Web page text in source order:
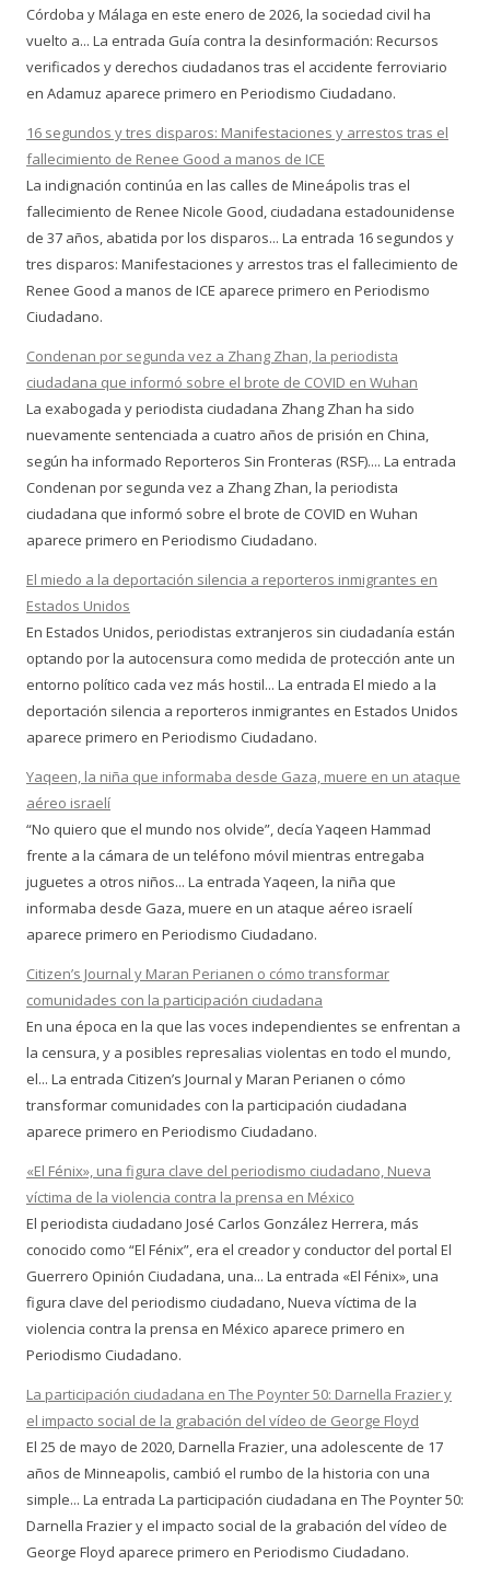
Córdoba y Málaga en este enero de 2026, la sociedad civil ha
vuelto a... La entrada Guía contra la desinformación: Recursos
verificados y derechos ciudadanos tras el accidente ferroviario
en Adamuz aparece primero en Periodismo Ciudadano.
16 segundos y tres disparos: Manifestaciones y arrestos tras el
fallecimiento de Renee Good a manos de ICE
La indignación continúa en las calles de Mineápolis tras el
fallecimiento de Renee Nicole Good, ciudadana estadounidense
de 37 años, abatida por los disparos... La entrada 16 segundos y
tres disparos: Manifestaciones y arrestos tras el fallecimiento de
Renee Good a manos de ICE aparece primero en Periodismo
Ciudadano.
Condenan por segunda vez a Zhang Zhan, la periodista
ciudadana que informó sobre el brote de COVID en Wuhan
La exabogada y periodista ciudadana Zhang Zhan ha sido
nuevamente sentenciada a cuatro años de prisión en China,
según ha informado Reporteros Sin Fronteras (RSF).... La entrada
Condenan por segunda vez a Zhang Zhan, la periodista
ciudadana que informó sobre el brote de COVID en Wuhan
aparece primero en Periodismo Ciudadano.
El miedo a la deportación silencia a reporteros inmigrantes en
Estados Unidos
En Estados Unidos, periodistas extranjeros sin ciudadanía están
optando por la autocensura como medida de protección ante un
entorno político cada vez más hostil... La entrada El miedo a la
deportación silencia a reporteros inmigrantes en Estados Unidos
aparece primero en Periodismo Ciudadano.
Yaqeen, la niña que informaba desde Gaza, muere en un ataque
aéreo israelí
“No quiero que el mundo nos olvide”, decía Yaqeen Hammad
frente a la cámara de un teléfono móvil mientras entregaba
juguetes a otros niños... La entrada Yaqeen, la niña que
informaba desde Gaza, muere en un ataque aéreo israelí
aparece primero en Periodismo Ciudadano.
Citizen’s Journal y Maran Perianen o cómo transformar
comunidades con la participación ciudadana
En una época en la que las voces independientes se enfrentan a
la censura, y a posibles represalias violentas en todo el mundo,
el... La entrada Citizen’s Journal y Maran Perianen o cómo
transformar comunidades con la participación ciudadana
aparece primero en Periodismo Ciudadano.
«El Fénix», una figura clave del periodismo ciudadano, Nueva
víctima de la violencia contra la prensa en México
El periodista ciudadano José Carlos González Herrera, más
conocido como “El Fénix”, era el creador y conductor del portal El
Guerrero Opinión Ciudadana, una... La entrada «El Fénix», una
figura clave del periodismo ciudadano, Nueva víctima de la
violencia contra la prensa en México aparece primero en
Periodismo Ciudadano.
La participación ciudadana en The Poynter 50: Darnella Frazier y
el impacto social de la grabación del vídeo de George Floyd
El 25 de mayo de 2020, Darnella Frazier, una adolescente de 17
años de Minneapolis, cambió el rumbo de la historia con una
simple... La entrada La participación ciudadana en The Poynter 50:
Darnella Frazier y el impacto social de la grabación del vídeo de
George Floyd aparece primero en Periodismo Ciudadano.